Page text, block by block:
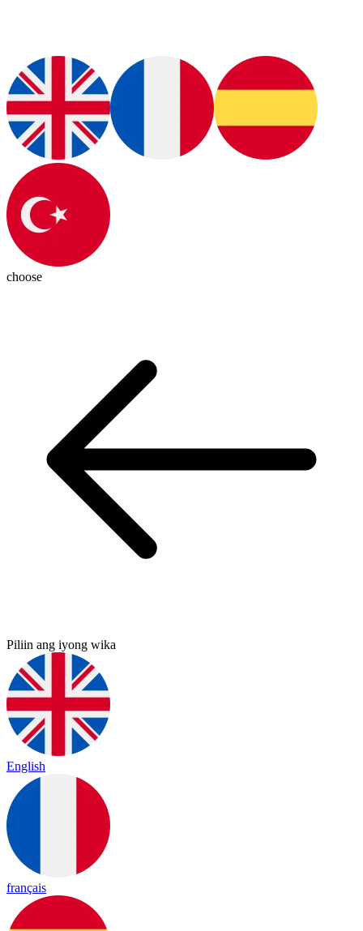
choose
Piliin ang iyong wika
English
français